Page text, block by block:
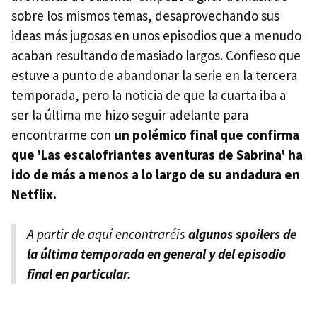
sobre los mismos temas, desaprovechando sus
ideas más jugosas en unos episodios que a menudo
acaban resultando demasiado largos. Confieso que
estuve a punto de abandonar la serie en la tercera
temporada, pero la noticia de que la cuarta iba a
ser la última me hizo seguir adelante para
encontrarme con un polémico final que confirma
que 'Las escalofriantes aventuras de Sabrina' ha
ido de más a menos a lo largo de su andadura en
Netflix.
A partir de aquí encontraréis algunos spoilers de
la última temporada en general y del episodio
final en particular.